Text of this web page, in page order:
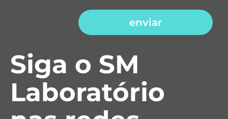
enviar
Siga o SM
Laboratório